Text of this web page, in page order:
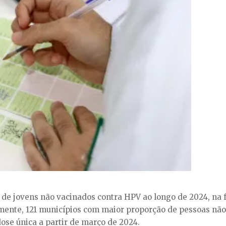
jovens não vacinados contra HPV ao longo de 2024, na
121 municípios com maior proporção de pessoas
única a partir de março de 2024.